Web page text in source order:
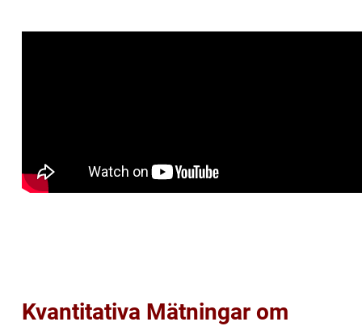
Kvantitativa Mätningar om